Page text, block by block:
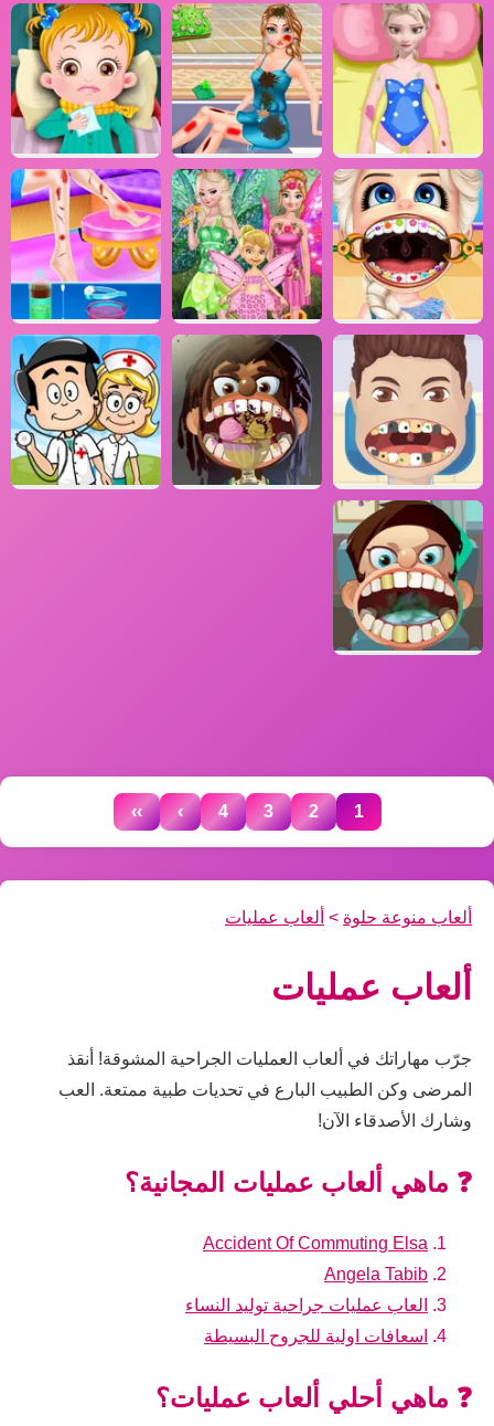
1
2
3
4
›
››
ألعاب منوعة حلوة > ألعاب عمليات
ألعاب عمليات
جرّب مهاراتك في ألعاب العمليات الجراحية المشوقة! أنقذ
المرضى وكن الطبيب البارع في تحديات طبية ممتعة. العب
وشارك الأصدقاء الآن!
❓ ماهي ألعاب عمليات المجانية؟
Accident Of Commuting Elsa
Angela Tabib
العاب عمليات جراحية توليد النساء
اسعافات اولية للجروح البسيطة
❓ ماهي أحلي ألعاب عمليات؟